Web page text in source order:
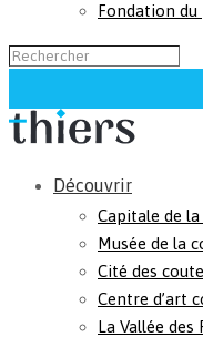
Fondation
Découvrir
Capitale de
Musée de la
Cité des
Centre d’art
La Vallée des